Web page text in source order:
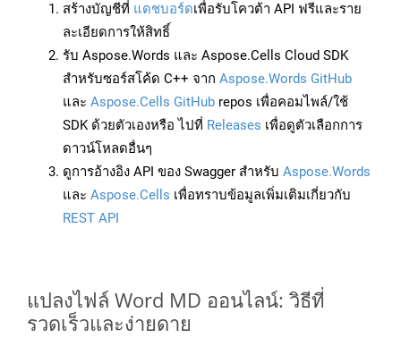
สร้างบัญชีที่ แดชบอร์ดเพื่อรับโควต้า API ฟรีและราย
ละเอียดการให้สิทธิ์
รับ Aspose.Words และ Aspose.Cells Cloud SDK
สำหรับซอร์สโค้ด C++ จาก Aspose.Words GitHub
และ Aspose.Cells GitHub repos เพื่อคอมไพล์/ใช้
SDK ด้วยตัวเองหรือ ไปที่ Releases เพื่อดูตัวเลือกการ
ดาวน์โหลดอื่นๆ
ดูการอ้างอิง API ของ Swagger สำหรับ Aspose.Words
และ Aspose.Cells เพื่อทราบข้อมูลเพิ่มเติมเกี่ยวกับ
REST API
แปลงไฟล์ Word MD ออนไลน์: วิธีที่
รวดเร็วและง่ายดาย